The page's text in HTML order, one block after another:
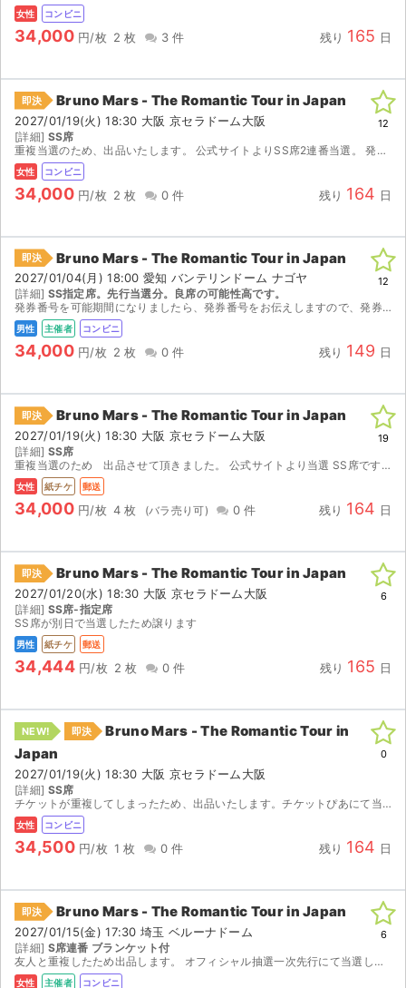
女性 コンビニ
34,000 円/枚 2 枚 3 件 残り 165 日
即決 Bruno Mars - The Romantic Tour in Japan
2027/01/19(火) 18:30 大阪 京セラドーム大阪
[詳細] SS席
重複当選のため、出品いたします。 公式サイトよりSS席2連番当選。 発券番号をお知らせいたしますので、セブンイレブンにて発券してください。 楽しみましょう。
女性 コンビニ
34,000 円/枚 2 枚 0 件 残り 164 日
12
即決 Bruno Mars - The Romantic Tour in Japan
2027/01/04(月) 18:00 愛知 バンテリンドーム ナゴヤ
[詳細] SS指定席。先行当選分。良席の可能性高です。
発券番号を可能期間になりましたら、発券番号をお伝えしますので、発券お願いします。
男性 主催者 コンビニ
34,000 円/枚 2 枚 0 件 残り 149 日
12
即決 Bruno Mars - The Romantic Tour in Japan
2027/01/19(火) 18:30 大阪 京セラドーム大阪
[詳細] SS席
重複当選のため 出品させて頂きました。 公式サイトより当選 SS席です。 紙チケットなので、発券次第早急にお送りさせて頂きます。 よろしくお願いいたします。
女性 紙チケ 郵送
34,000 円/枚 4 枚 0 件 残り 164 日
19
即決 Bruno Mars - The Romantic Tour in Japan
2027/01/20(水) 18:30 大阪 京セラドーム大阪
[詳細] SS席-指定席
SS席が別日で当選したため譲ります
男性 紙チケ 郵送
34,444 円/枚 2 枚 0 件 残り 165 日
6
NEW! 即決
Bruno Mars - The Romantic Tour in
Japan
2027/01/19(火) 18:30 大阪 京セラドーム大阪
[詳細] SS席
チケットが重複してしまったため、出品いたします。チケットぴあにて当選したチケットです。 【発券について】 2027年1月12日（火）10:00以降、セブンイレブンで発券するために必要な発...
女性 コンビニ
34,500 円/枚 1 枚 0 件 残り 164 日
0
即決 Bruno Mars - The Romantic Tour in Japan
2027/01/15(金) 17:30 埼玉 ベルーナドーム
[詳細] S席連番 ブランケット付
友人と重複したため出品します。 オフィシャル抽選一次先行にて当選したチケットです。 【注意事項】 ご購入後の買主様都合によるキャンセル・変更は承れません。あらかじめご了承ください。 チケット代...
女性 主催者 コンビニ
6